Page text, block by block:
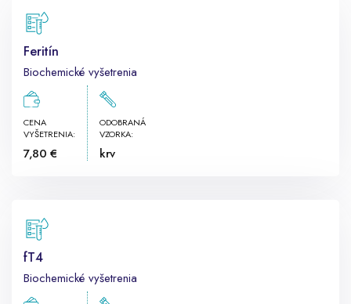
Feritín
Biochemické vyšetrenia
CENA
VYŠETRENIA:
7,80 €
ODOBRANÁ
VZORKA:
krv
fT4
Biochemické vyšetrenia